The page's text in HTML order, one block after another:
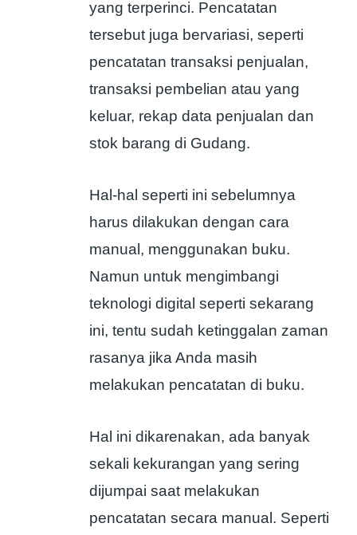
yang terperinci. Pencatatan
tersebut juga bervariasi, seperti
pencatatan transaksi penjualan,
transaksi pembelian atau yang
keluar, rekap data penjualan dan
stok barang di Gudang.
Hal-hal seperti ini sebelumnya
harus dilakukan dengan cara
manual, menggunakan buku.
Namun untuk mengimbangi
teknologi digital seperti sekarang
ini, tentu sudah ketinggalan zaman
rasanya jika Anda masih
melakukan pencatatan di buku.
Hal ini dikarenakan, ada banyak
sekali kekurangan yang sering
dijumpai saat melakukan
pencatatan secara manual. Seperti